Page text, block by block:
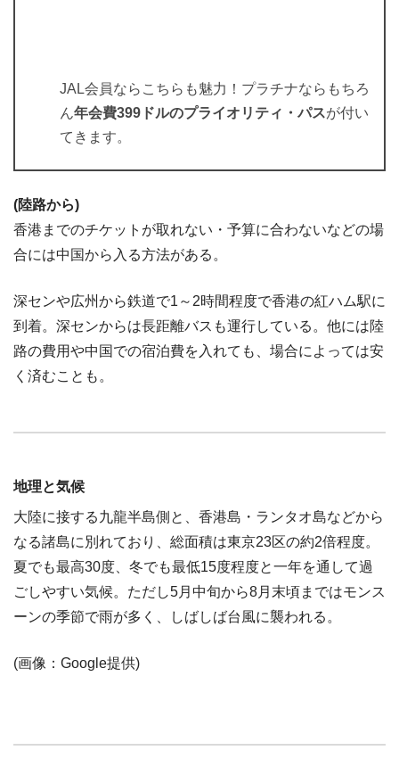
JAL会員ならこちらも魅力！プラチナならもちろ
ん年会費399ドルのプライオリティ・パスが付い
てきます。
(陸路から)
香港までのチケットが取れない・予算に合わないなどの場
合には中国から入る方法がある。
深センや広州から鉄道で1～2時間程度で香港の紅ハム駅に
到着。深センからは長距離バスも運行している。他には陸
路の費用や中国での宿泊費を入れても、場合によっては安
く済むことも。
地理と気候
大陸に接する九龍半島側と、香港島・ランタオ島などから
なる諸島に別れており、総面積は東京23区の約2倍程度。
夏でも最高30度、冬でも最低15度程度と一年を通して過
ごしやすい気候。ただし5月中旬から8月末頃まではモンス
ーンの季節で雨が多く、しばしば台風に襲われる。
(画像：Google提供)